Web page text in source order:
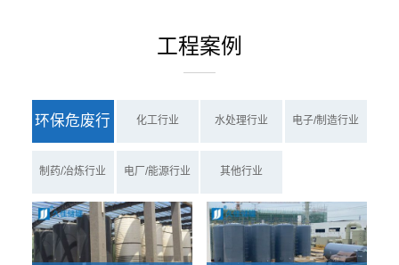
工程案例
环保危废行
业
化工行业 水处理行业 电子/制造行业
制药/冶炼行业 电厂/能源行业 其他行业